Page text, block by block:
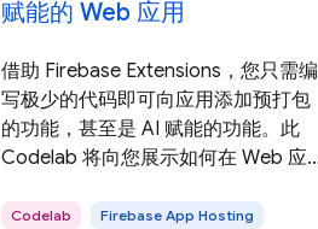
赋能的 Web 应用
借助 Firebase Extensions，您只需编
写极少的代码即可向应用添加预打包
的功能，甚至是 AI 赋能的功能。此
Codelab 将向您展示如何在 Web 应
以便您利用 Gemini API 根据提供的上
Codelab Firebase App Hosting